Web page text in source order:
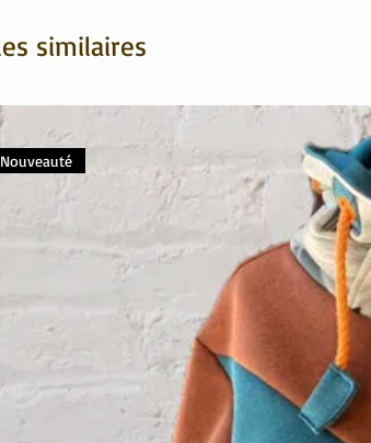
similaires
Nouveauté